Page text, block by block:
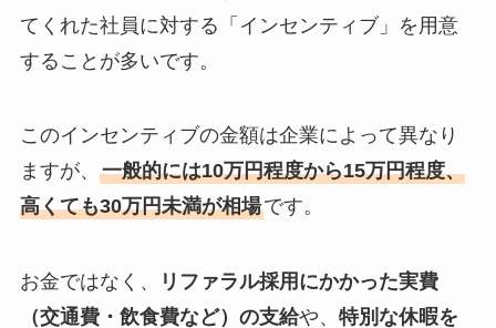
てくれた社員に対する「インセンティブ」を用意
することが多いです。
このインセンティブの金額は企業によって異なり
ますが、 一般的には10万円程度から15万円程度、
高くても30万円未満が相場です。
お金ではなく、
リファラル採用にかかった実費
（交通費・飲食費など）の支給や、 特別な休暇を